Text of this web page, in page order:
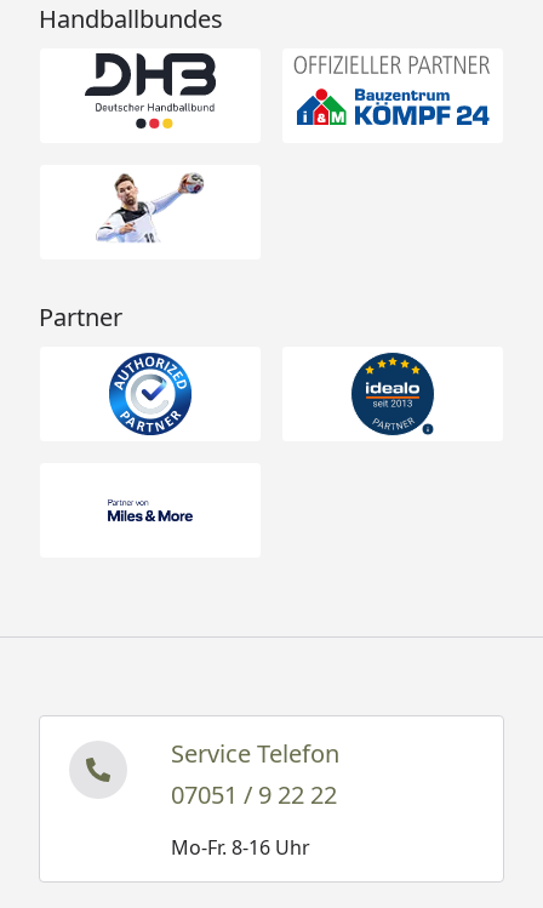
Handballbundes
Partner
Service Telefon
07051 / 9 22 22
Mo-Fr. 8-16 Uhr